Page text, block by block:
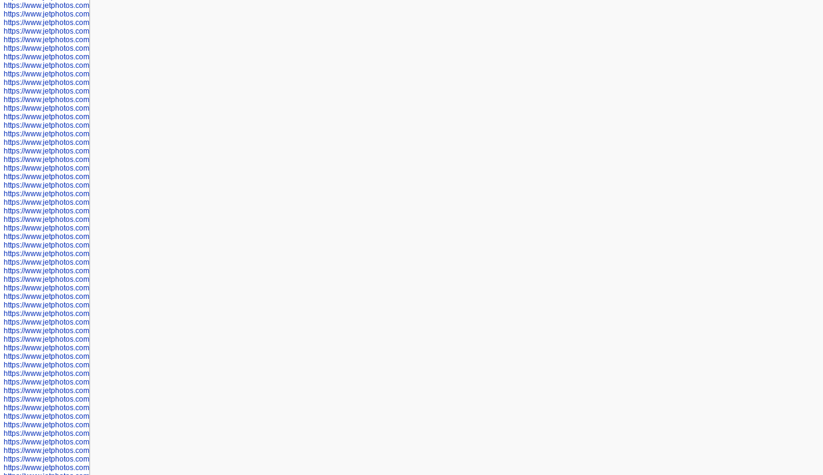
https://www.jetphotos.com/photographer/602770
https://www.jetphotos.com/photographer/602772
https://www.jetphotos.com/photographer/602773
https://www.jetphotos.com/photographer/602774
https://www.jetphotos.com/photographer/602775
https://www.jetphotos.com/photographer/601186
https://www.jetphotos.com/photographer/601188
https://www.jetphotos.com/photographer/601189
https://www.jetphotos.com/photographer/601191
https://www.jetphotos.com/photographer/601192
https://www.jetphotos.com/photographer/601194
https://www.jetphotos.com/photographer/601196
https://www.jetphotos.com/photographer/601197
https://www.jetphotos.com/photographer/601248
https://www.jetphotos.com/photographer/601249
https://www.jetphotos.com/photographer/601250
https://www.jetphotos.com/photographer/601251
https://www.jetphotos.com/photographer/601252
https://www.jetphotos.com/photographer/601254
https://www.jetphotos.com/photographer/601255
https://www.jetphotos.com/photographer/601256
https://www.jetphotos.com/photographer/601258
https://www.jetphotos.com/photographer/601260
https://www.jetphotos.com/photographer/601261
https://www.jetphotos.com/photographer/601263
https://www.jetphotos.com/photographer/601264
https://www.jetphotos.com/photographer/601265
https://www.jetphotos.com/photographer/601266
https://www.jetphotos.com/photographer/601267
https://www.jetphotos.com/photographer/601268
https://www.jetphotos.com/photographer/601269
https://www.jetphotos.com/photographer/601270
https://www.jetphotos.com/photographer/601272
https://www.jetphotos.com/photographer/601273
https://www.jetphotos.com/photographer/602779
https://www.jetphotos.com/photographer/602780
https://www.jetphotos.com/photographer/602781
https://www.jetphotos.com/photographer/602782
https://www.jetphotos.com/photographer/600111
https://www.jetphotos.com/photographer/600112
https://www.jetphotos.com/photographer/600148
https://www.jetphotos.com/photographer/600151
https://www.jetphotos.com/photographer/600155
https://www.jetphotos.com/photographer/600157
https://www.jetphotos.com/photographer/600159
https://www.jetphotos.com/photographer/600161
https://www.jetphotos.com/photographer/600163
https://www.jetphotos.com/photographer/600647
https://www.jetphotos.com/photographer/600648
https://www.jetphotos.com/photographer/600649
https://www.jetphotos.com/photographer/600650
https://www.jetphotos.com/photographer/602889
https://www.jetphotos.com/photographer/602890
https://www.jetphotos.com/photographer/602891
https://www.jetphotos.com/photographer/602895